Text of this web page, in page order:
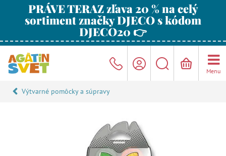
PRÁVE TERAZ zľava 20 % na celý
sortiment značky DJECO s kódom
DJECO20 👉
Menu
Výtvarné pomôcky a súpravy